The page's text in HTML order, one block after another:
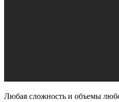
Любая сложность и объемы